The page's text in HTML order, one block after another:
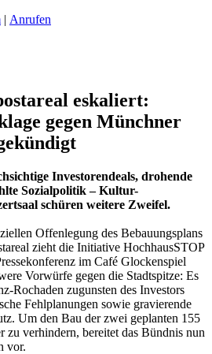
| Anrufen
eskaliert:
gegen Münchner
Investorendeals, drohende
Sozialpolitik – Kultur-
schüren weitere Zweifel.
Offenlegung des Bebauungsplans
zieht die Initiative HochhausSTOP
im Café Glockenspiel
Vorwürfe gegen die Stadtspitze: Es
Rochaden zugunsten des Investors
Fehlplanungen sowie gravierende
Um den Bau der zwei geplanten 155
zu verhindern, bereitet das Bündnis nun
vor.